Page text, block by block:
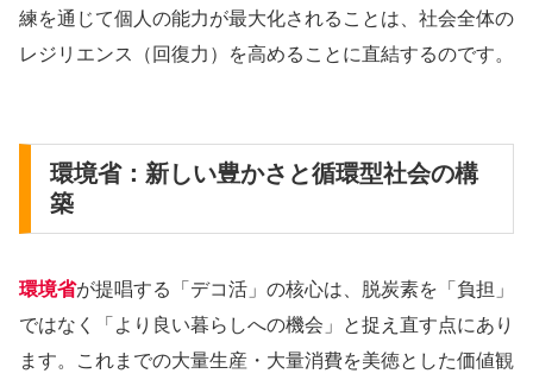
練を通じて個人の能力が最大化されることは、社会全体の
レジリエンス（回復力）を高めることに直結するのです。
環境省：新しい豊かさと循環型社会の構
築
環境省が提唱する「デコ活」の核心は、脱炭素を「負担」
ではなく「より良い暮らしへの機会」と捉え直す点にあり
ます。これまでの大量生産・大量消費を美徳とした価値観